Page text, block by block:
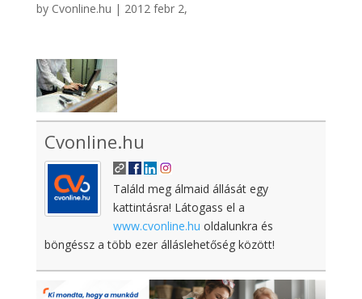
by Cvonline.hu | 2012 febr 2,
Cvonline.hu
Találd meg álmaid állását egy
kattintásra! Látogass el a
www.cvonline.hu oldalunkra és
böngéssz a több ezer álláslehetőség között!